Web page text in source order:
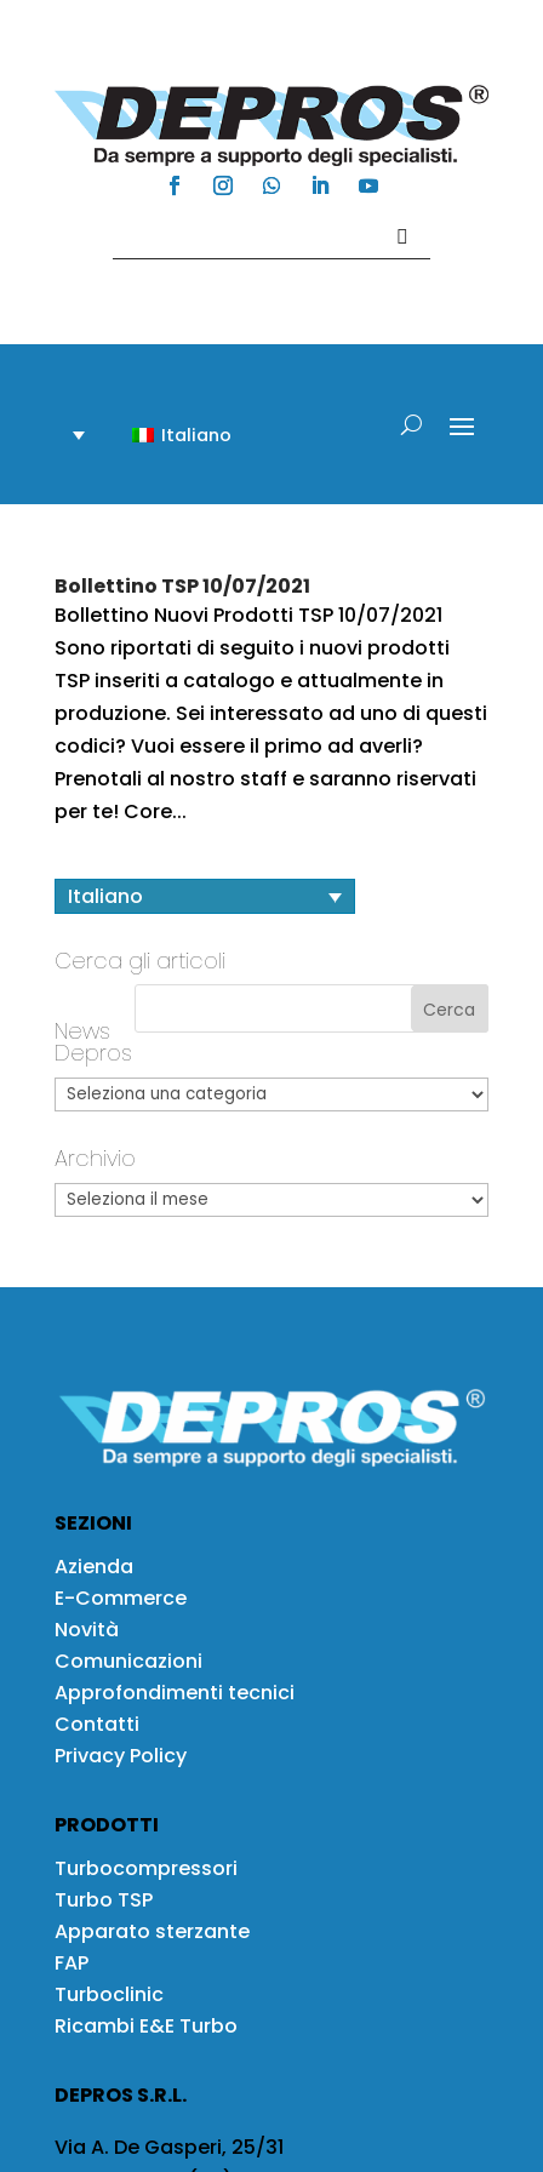
Italiano
Bollettino TSP 10/07/2021
Bollettino Nuovi Prodotti TSP 10/07/2021
Sono riportati di seguito i nuovi prodotti
TSP inseriti a catalogo e attualmente in
produzione. Sei interessato ad uno di questi
codici? Vuoi essere il primo ad averli?
Prenotali al nostro staff e saranno riservati
per te! Core...
Italiano
Cerca gli articoli
News
Depros
Archivio
SEZIONI
Azienda
E-Commerce
Novità
Comunicazioni
Approfondimenti tecnici
Contatti
Privacy Policy
PRODOTTI
Turbocompressori
Turbo TSP
Apparato sterzante
FAP
Turboclinic
Ricambi E&E Turbo
DEPROS S.R.L.
Via A. De Gasperi, 25/31